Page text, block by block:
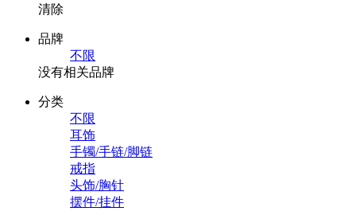
清除
品牌
不限
没有相关品牌
分类
不限
耳饰
手镯/手链/脚链
戒指
头饰/胸针
摆件/挂件